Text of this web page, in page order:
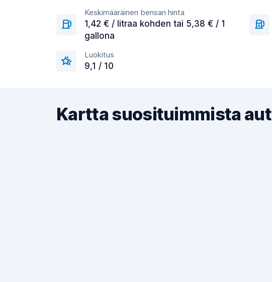
Keskimääräinen bensan hinta
1,42 € / litraa kohden tai 5,38 € / 1
gallona
Luokitus
9,1 / 10
Kartta suosituimmista